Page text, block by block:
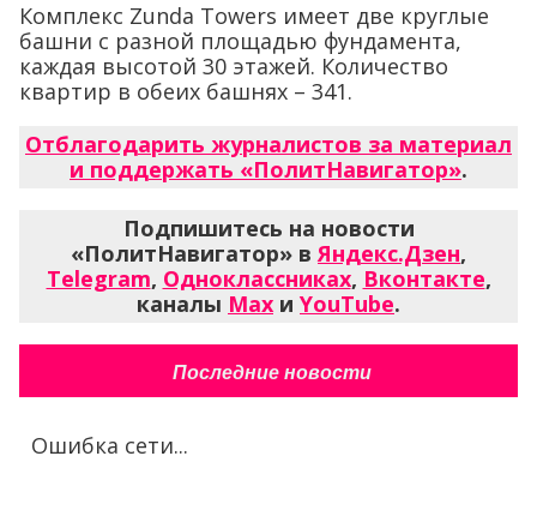
Комплекс Zunda Towers имеет две круглые
башни с разной площадью фундамента,
каждая высотой 30 этажей. Количество
квартир в обеих башнях – 341.
Отблагодарить журналистов за материал
и поддержать «ПолитНавигатор».
Подпишитесь на новости
«ПолитНавигатор» вЯндекс.Дзен,
Telegram, Одноклассниках, Вконтакте,
каналы Max и YouTube.
Последние новости
Ошибка сети...